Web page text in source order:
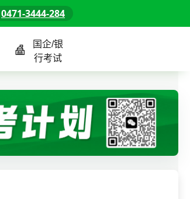
0471-3444-284
国企/银
行考试
/银行课程